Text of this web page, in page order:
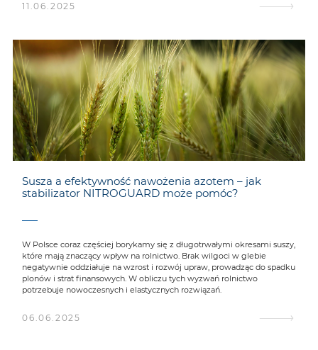
11.06.2025
Susza a efektywność nawożenia azotem – jak
stabilizator NITROGUARD może pomóc?
W Polsce coraz częściej borykamy się z długotrwałymi okresami suszy,
które mają znaczący wpływ na rolnictwo. Brak wilgoci w glebie
negatywnie oddziałuje na wzrost i rozwój upraw, prowadząc do spadku
plonów i strat finansowych. W obliczu tych wyzwań rolnictwo
potrzebuje nowoczesnych i elastycznych rozwiązań.
06.06.2025